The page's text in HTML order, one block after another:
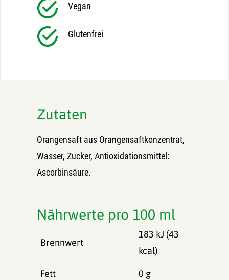
Vegan
Glutenfrei
Zutaten
Orangensaft aus Orangensaftkonzentrat,
Wasser, Zucker, Antioxidationsmittel:
Ascorbinsäure.
Nährwerte pro 100 ml
Brennwert
183 kJ (43
kcal)
Fett 0 g